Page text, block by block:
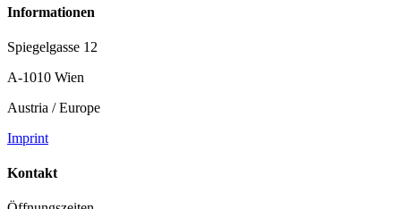
Informationen
Spiegelgasse 12
A-1010 Wien
Austria / Europe
Imprint
Kontakt